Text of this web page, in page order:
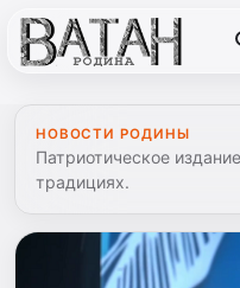
НОВОСТИ РОДИНЫ
Патриотическое
традициях.